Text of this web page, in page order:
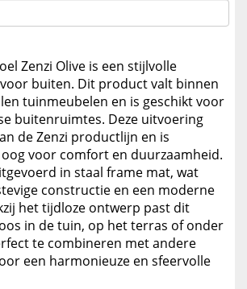
Zenzi Olive is een stijlvolle
buiten. Dit product valt binnen
tuinmeubelen en is geschikt voor
buitenruimtes. Deze uitvoering
de Zenzi productlijn en is
voor comfort en duurzaamheid.
in staal frame mat, wat
constructie en een moderne
het tijdloze ontwerp past dit
in de tuin, op het terras of onder
te combineren met andere
een harmonieuze en sfeervolle